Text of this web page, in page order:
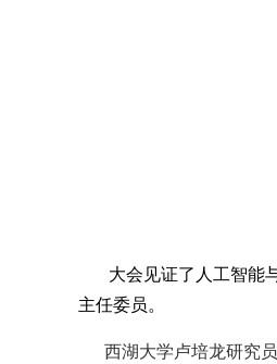
大会见证了人工智能
主任委员。
西湖大学卢培龙研究